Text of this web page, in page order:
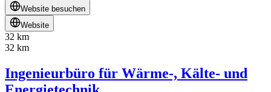
Website besuchen
Website
32 km
32 km
Ingenieurbüro für Wärme-, Kälte- und